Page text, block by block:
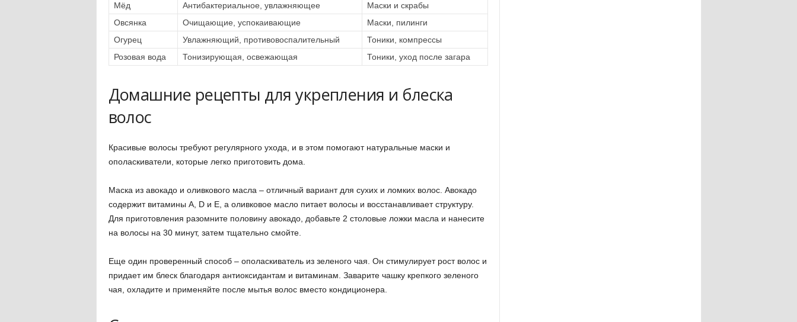
Мёд
Антибактериальное, увлажняющее
Маски и скрабы
Овсянка
Очищающие, успокаивающие
Маски, пилинги
Огурец
Увлажняющий, противовоспалительный
Тоники, компрессы
Розовая вода
Тонизирующая, освежающая Тоники, уход после загара
Домашние рецепты для укрепления и блеска
волос
Красивые волосы требуют регулярного ухода, и в этом помогают натуральные маски и
ополаскиватели, которые легко приготовить дома.
Маска из авокадо и оливкового масла – отличный вариант для сухих и ломких волос. Авокадо
содержит витамины A, D и E, а оливковое масло питает волосы и восстанавливает структуру.
Для приготовления разомните половину авокадо, добавьте 2 столовые ложки масла и нанесите
на волосы на 30 минут, затем тщательно смойте.
Еще один проверенный способ – ополаскиватель из зеленого чая. Он стимулирует рост волос и
придает им блеск благодаря антиоксидантам и витаминам. Заварите чашку крепкого зеленого
чая, охладите и применяйте после мытья волос вместо кондиционера.